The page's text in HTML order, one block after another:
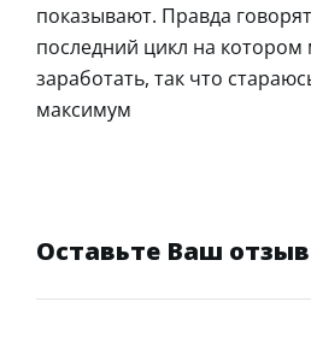
показывают. Правда
последний цикл на
заработать, так что
максимум
Оставьте Ваш отзыв